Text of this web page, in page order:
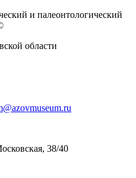
и палеонтологический
области
38/40